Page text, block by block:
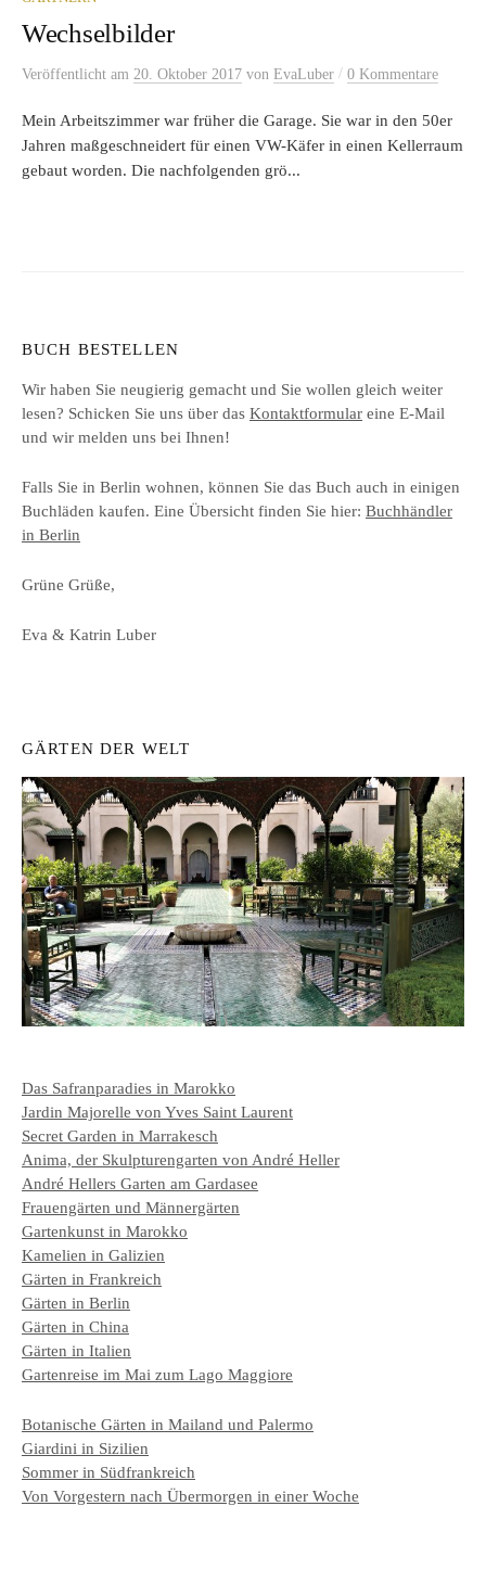
Wechselbilder
Veröffentlicht am 20. Oktober 2017 von EvaLuber / 0 Kommentare
Mein Arbeitszimmer war früher die Garage. Sie war in den 50er
Jahren maßgeschneidert für einen VW-Käfer in einen Kellerraum
gebaut worden. Die nachfolgenden grö...
BUCH BESTELLEN
Wir haben Sie neugierig gemacht und Sie wollen gleich weiter
lesen? Schicken Sie uns über das Kontaktformular eine E-Mail
und wir melden uns bei Ihnen!
Falls Sie in Berlin wohnen, können Sie das Buch auch in einigen
Buchläden kaufen. Eine Übersicht finden Sie hier: Buchhändler
in Berlin
Grüne Grüße,
Eva & Katrin Luber
GÄRTEN DER WELT
Das Safranparadies in Marokko
Jardin Majorelle von Yves Saint Laurent
Secret Garden in Marrakesch
Anima, der Skulpturengarten von André Heller
André Hellers Garten am Gardasee
Frauengärten und Männergärten
Gartenkunst in Marokko
Kamelien in Galizien
Gärten in Frankreich
Gärten in Berlin
Gärten in China
Gärten in Italien
Gartenreise im Mai zum Lago Maggiore
Botanische Gärten in Mailand und Palermo
Giardini in Sizilien
Sommer in Südfrankreich
Von Vorgestern nach Übermorgen in einer Woche